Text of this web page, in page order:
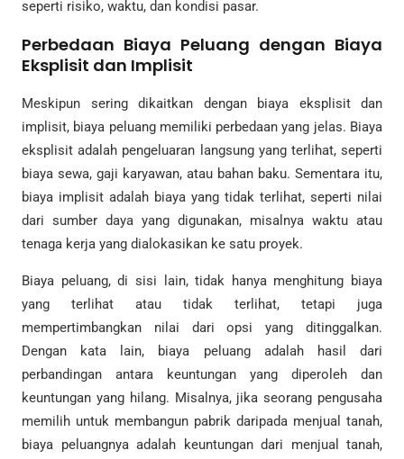
seperti risiko, waktu, dan kondisi pasar.
Perbedaan Biaya Peluang dengan Biaya
Eksplisit dan Implisit
Meskipun sering dikaitkan dengan biaya eksplisit dan
implisit, biaya peluang memiliki perbedaan yang jelas. Biaya
eksplisit adalah pengeluaran langsung yang terlihat, seperti
biaya sewa, gaji karyawan, atau bahan baku. Sementara itu,
biaya implisit adalah biaya yang tidak terlihat, seperti nilai
dari sumber daya yang digunakan, misalnya waktu atau
tenaga kerja yang dialokasikan ke satu proyek.
Biaya peluang, di sisi lain, tidak hanya menghitung biaya
yang terlihat atau tidak terlihat, tetapi juga
mempertimbangkan nilai dari opsi yang ditinggalkan.
Dengan kata lain, biaya peluang adalah hasil dari
perbandingan antara keuntungan yang diperoleh dan
keuntungan yang hilang. Misalnya, jika seorang pengusaha
memilih untuk membangun pabrik daripada menjual tanah,
biaya peluangnya adalah keuntungan dari menjual tanah,